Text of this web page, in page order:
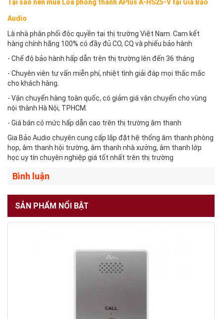
Tại sao nên mua Loa phóng thanh APlus A-HS25-V tại Gia Bảo
Audio
Là nhà phân phối độc quyền tại thị trường Việt Nam. Cam kết
hàng chính hãng 100% có đầy đủ CO, CQ và phiếu bảo hành
- Chế độ bảo hành hấp dẫn trên thị trường lên đến 36 tháng
- Chuyên viên tư vấn miễn phí, nhiệt tình giải đáp mọi thắc mắc
cho khách hàng.
- Vận chuyển hàng toàn quốc, có giảm giá vận chuyển cho vùng
nội thành Hà Nội, TPHCM.
- Giá bán có mức hấp dẫn cao trên thị trường âm thanh
Gia Bảo Audio chuyên cung cấp lắp đặt hệ thống âm thanh phòng
họp, âm thanh hội trường, âm thanh nhà xưởng, âm thanh lớp
học uy tín chuyên nghiệp giá tốt nhất trên thị trường
Bình luận
SẢN PHẨM NỔI BẬT